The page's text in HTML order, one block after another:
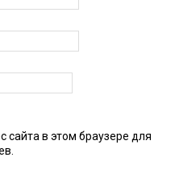
сайта в этом браузере для